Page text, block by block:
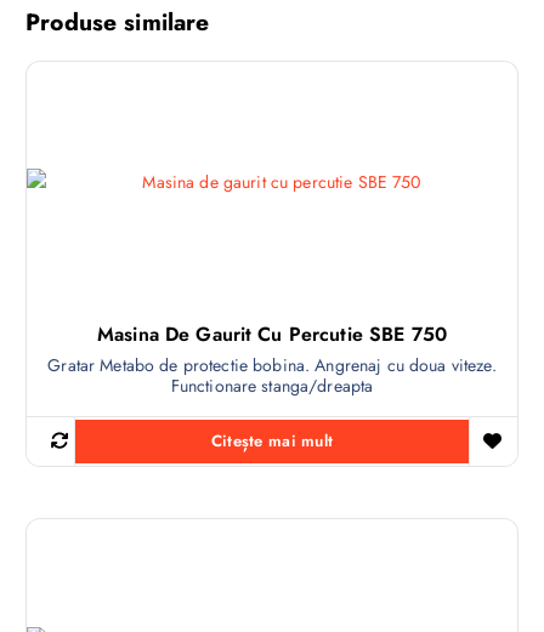
Produse similare
Masina De Gaurit Cu Percutie SBE 750
Gratar Metabo de protectie bobina. Angrenaj cu doua viteze.
Functionare stanga/dreapta
Citește mai mult